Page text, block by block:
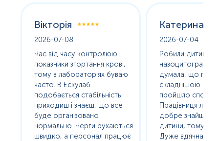
Вікторія
2026-07-08
Час від часу контролюю
показники згортання крові,
тому в лабораторіях буваю
часто. В Ескулаб
подобається стабільність:
приходиш і знаєш, що все
буде організовано
нормально. Черги рухаються
швидко, а персонал працює
Катерина
2026-07-04
Робили дитині
назоцитограму.
думала, що
складнішою.
пройшло
Працівниця
добре знайшла
дитини, тому без
Дуже вдячна за